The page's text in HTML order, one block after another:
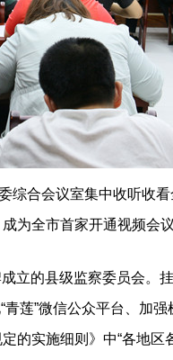
合会议室集中收听收看
为全市首家开通视频会
的县级监察委员会。
莲”微信公众平台、加
的实施细则》中“各地